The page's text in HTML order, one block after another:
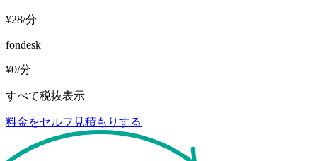
¥28/分
fondesk
¥0/分
すべて税抜表示
料金をセルフ見積もりする